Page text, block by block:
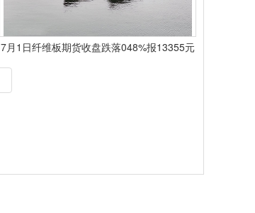
7月1日纤维板期货收盘跌落048%报13355元